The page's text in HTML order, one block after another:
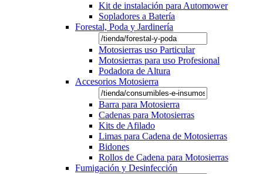
Kit de instalación para Automower
Sopladores a Batería
Forestal, Poda y Jardinería
Motosierras uso Particular
Motosierras para uso Profesional
Podadora de Altura
Accesorios Motosierra
Barra para Motosierra
Cadenas para Motosierras
Kits de Afilado
Limas para Cadena de Motosierras
Bidones
Rollos de Cadena para Motosierras
Fumigación y Desinfección